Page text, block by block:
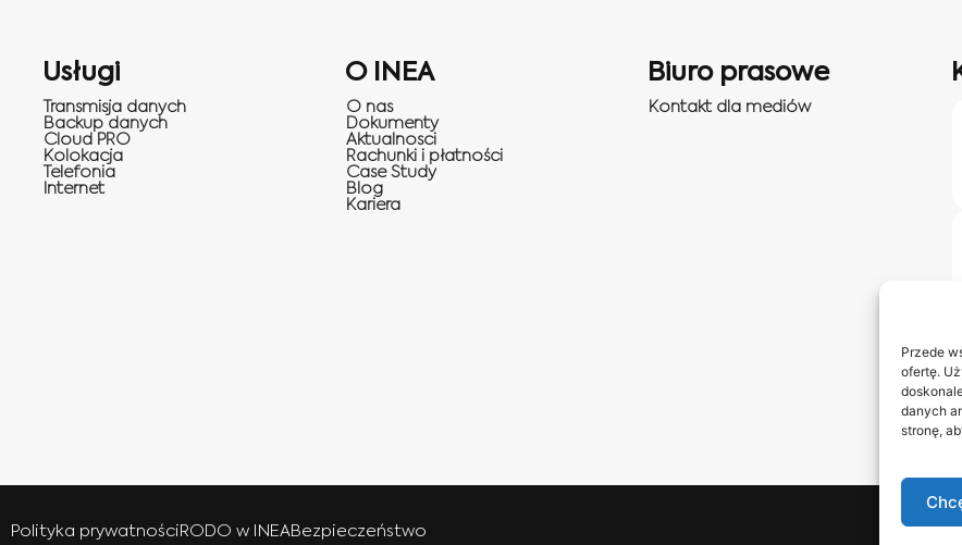
Przede
ofertę.
danych
stronę,
Usługi
Transmisja danych
Backup danych
Cloud PRO
Kolokacja
Telefonia
Internet
O INEA
O nas
Dokumenty
Aktualnosci
Rachunki i płatności
Case Study
Blog
Kariera
Biuro prasowe
Kontakt dla mediów
Polityka prywatności RODO w INEA Bezpieczeństwo